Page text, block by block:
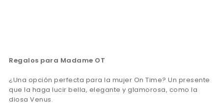
Regalos para Madame OT
¿Una opción perfecta para la mujer On Time? Un presente
que la haga lucir bella, elegante y glamorosa, como la
diosa Venus.